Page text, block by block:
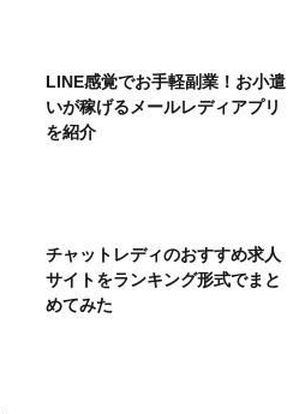
LINE感覚でお手軽副業！お小遣
いが稼げるメールレディアプリ
を紹介
チャットレディのおすすめ求人
サイトをランキング形式でまと
めてみた